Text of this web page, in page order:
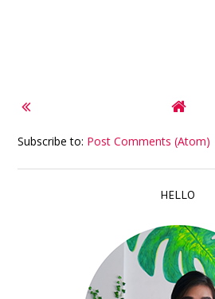
Subscribe to: Post Comments (Atom)
HELLO